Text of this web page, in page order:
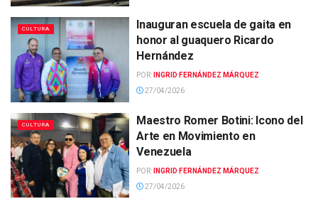
CULTURA
Inauguran escuela de gaita en
honor al guaquero Ricardo
Hernández
POR:
INGRID FERNÁNDEZ MÁRQUEZ
27/04/2026
CULTURA
Maestro Romer Botini: Icono del
Arte en Movimiento en
Venezuela
POR:
INGRID FERNÁNDEZ MÁRQUEZ
27/04/2026